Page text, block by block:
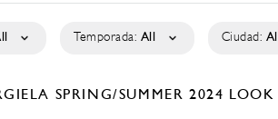
Temporada: All Ciudad:
SPRING/SUMMER 2024 LOOK